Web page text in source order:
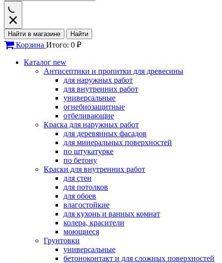
Найти в магазине Найти
Корзина Итого: 0 ₽
Каталог new
Антисептики и пропитки для древесины
для наружных работ
для внутренних работ
универсальные
огнебиозащитные
отбеливающие
Краска для наружных работ
для деревянных фасадов
для минеральных поверхностей
по штукатурке
по бетону
Краски для внутренних работ
для стен
для потолков
для обоев
влагостойкие
для кухонь и ванных комнат
колера, красители
моющиеся
Грунтовки
универсальные
бетоноконтакт и для сложных поверхностей